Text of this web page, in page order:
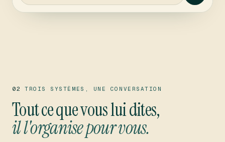
02 TROIS SYSTÈMES, UNE CONVERSATION
Tout ce que vous lui dites,
il l'organise pour vous.
~780
kcal